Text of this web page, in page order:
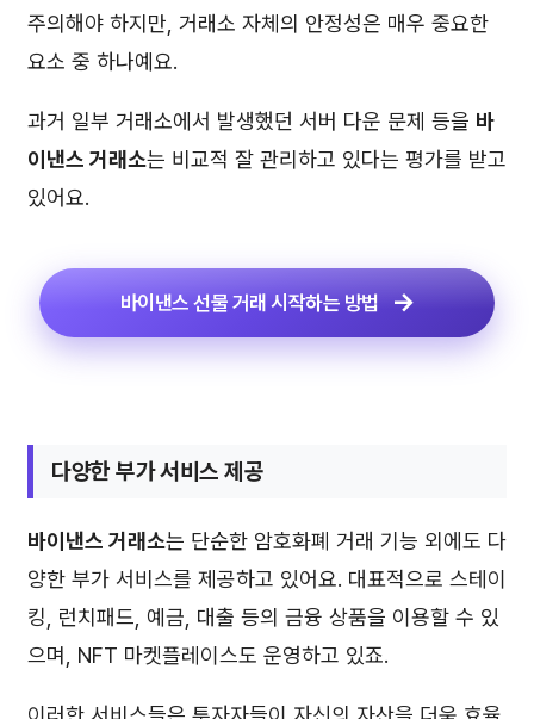
주의해야 하지만, 거래소 자체의 안정성은 매우 중요한
요소 중 하나예요.
과거 일부 거래소에서 발생했던 서버 다운 문제 등을 바
이낸스 거래소는 비교적 잘 관리하고 있다는 평가를 받고
있어요.
바이낸스 선물 거래 시작하는 방법
다양한 부가 서비스 제공
바이낸스 거래소는 단순한 암호화폐 거래 기능 외에도 다
양한 부가 서비스를 제공하고 있어요. 대표적으로 스테이
킹, 런치패드, 예금, 대출 등의 금융 상품을 이용할 수 있
으며, NFT 마켓플레이스도 운영하고 있죠.